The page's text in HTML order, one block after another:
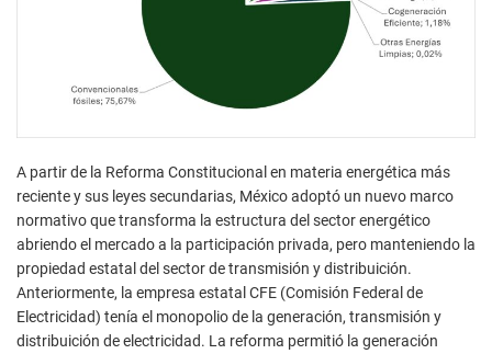
A partir de la Reforma Constitucional en materia energética más
reciente y sus leyes secundarias, México adoptó un nuevo marco
normativo que transforma la estructura del sector energético
abriendo el mercado a la participación privada, pero manteniendo la
propiedad estatal del sector de transmisión y distribuición.
Anteriormente, la empresa estatal CFE (Comisión Federal de
Electricidad) tenía el monopolio de la generación, transmisión y
distribuición de electricidad. La reforma permitió la generación